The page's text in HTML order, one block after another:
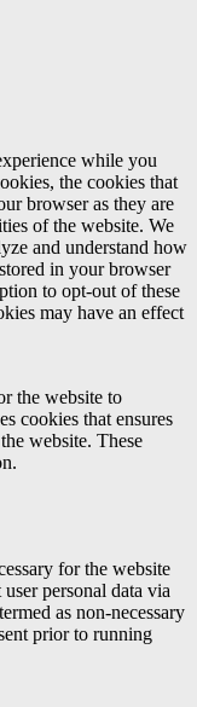
while you
the cookies that
browser as they are
of the website. We
and understand how
in your browser
to opt-out of these
may have an effect
the website to
cookies that ensures
website. These
for the website
personal data via
as non-necessary
prior to running